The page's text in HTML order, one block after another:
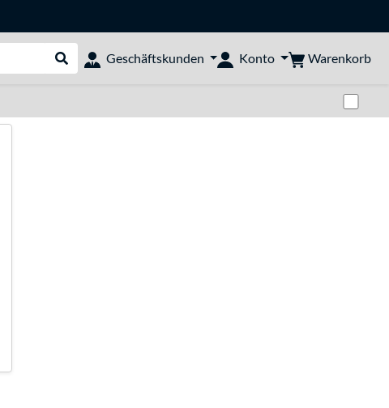
Suche durchführen
Geschäftskunden Konto Warenkorb